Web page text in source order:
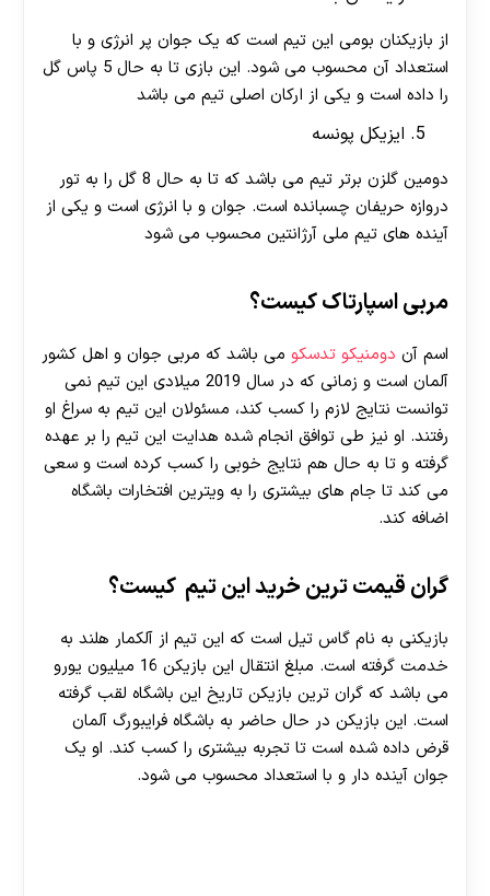
از بازیکنان بومی این تیم است که یک جوان پر انرژی و با
استعداد آن محسوب می شود. این بازی تا به حال 5 پاس گل
را داده است و یکی از ارکان اصلی تیم می باشد
ایزیکل پونسه
دومین گلزن برتر تیم می باشد که تا به حال 8 گل را به تور
دروازه حریفان چسبانده است. جوان و با انرژی است و یکی از
آینده های تیم ملی آرژانتین محسوب می شود
مربی اسپارتاک کیست؟
اسم آن دومنیکو تدسکو می باشد که مربی جوان و اهل کشور
آلمان است و زمانی که در سال 2019 میلادی این تیم نمی
توانست نتایج لازم را کسب کند، مسئولان این تیم به سراغ او
رفتند. او نیز طی توافق انجام شده هدایت این تیم را بر عهده
گرفته و تا به حال هم نتایج خوبی را کسب کرده است و سعی
می کند تا جام های بیشتری را به ویترین افتخارات باشگاه
اضافه کند.
گران قیمت ترین خرید این تیم کیست؟
بازیکنی به نام گاس تیل است که این تیم از آلکمار هلند به
خدمت گرفته است. مبلغ انتقال این بازیکن 16 میلیون یورو
می باشد که گران ترین بازیکن تاریخ این باشگاه لقب گرفته
است. این بازیکن در حال حاضر به باشگاه فرایبورگ آلمان
قرض داده شده است تا تجربه بیشتری را کسب کند. او یک
جوان آینده دار و با استعداد محسوب می شود.